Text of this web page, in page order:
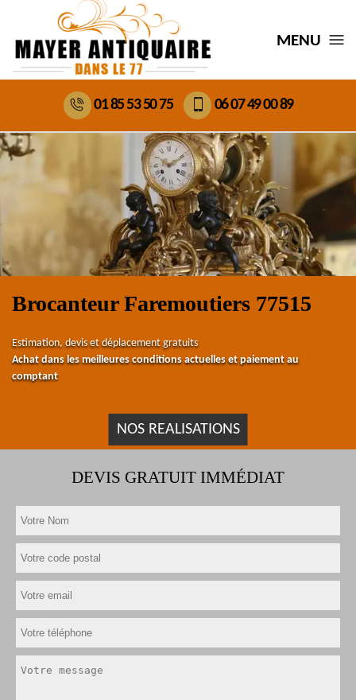
MENU
01 85 53 50 75 06 07 49 00 89
Brocanteur Faremoutiers 77515
Estimation, devis et déplacement gratuits
Achat dans les meilleures conditions actuelles et paiement au
comptant
NOS REALISATIONS
DEVIS GRATUIT IMMÉDIAT